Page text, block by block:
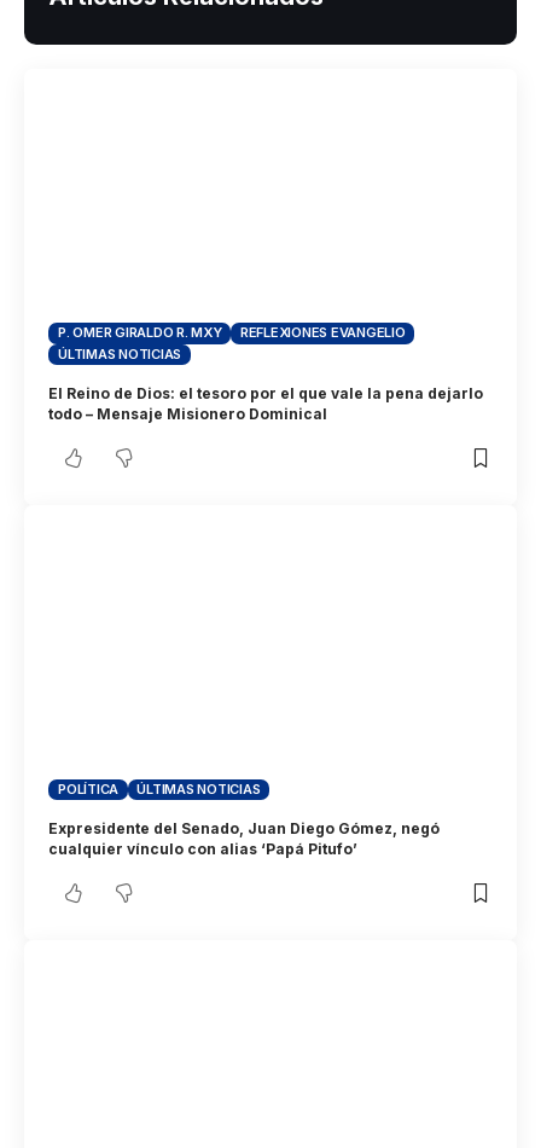
P. OMER GIRALDO R. MXY
REFLEXIONES EVANGELIO
ÚLTIMAS NOTICIAS
El Reino de Dios: el tesoro por el que vale la pena dejarlo
todo – Mensaje Misionero Dominical
POLÍTICA ÚLTIMAS NOTICIAS
Expresidente del Senado, Juan Diego Gómez, negó
cualquier vínculo con alias ‘Papá Pitufo’